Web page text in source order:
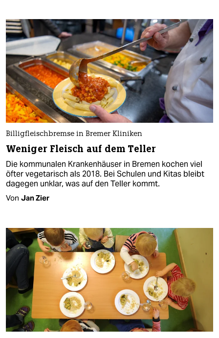
Billigfleischbremse in Bremer Kliniken
Weniger Fleisch auf dem Teller
Die kommunalen Krankenhäuser in Bremen kochen viel
öfter vegetarisch als 2018. Bei Schulen und Kitas bleibt
dagegen unklar, was auf den Teller kommt.
Von Jan Zier